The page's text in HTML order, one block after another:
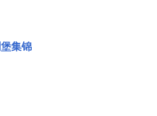
集锦